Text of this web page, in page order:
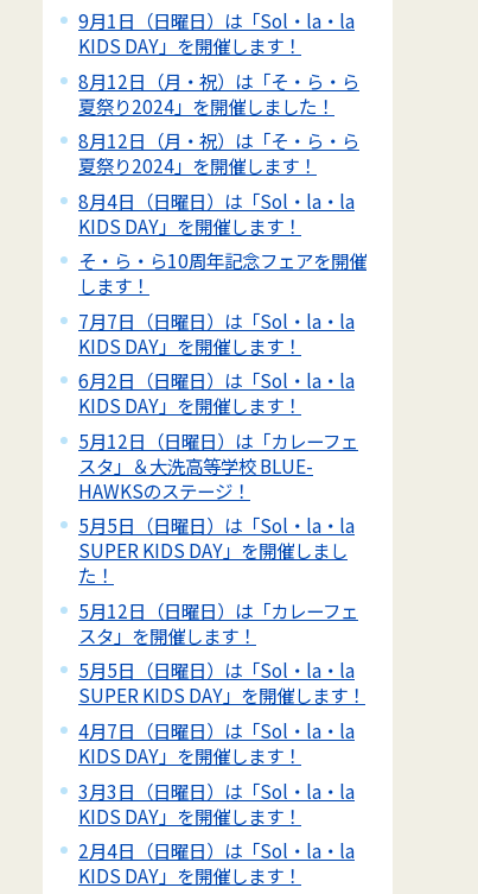
9月1日（日曜日）は「Sol・la・la
KIDS DAY」を開催します！
8月12日（月・祝）は「そ・ら・ら
夏祭り2024」を開催しました！
8月12日（月・祝）は「そ・ら・ら
夏祭り2024」を開催します！
8月4日（日曜日）は「Sol・la・la
KIDS DAY」を開催します！
そ・ら・ら10周年記念フェアを開催
します！
7月7日（日曜日）は「Sol・la・la
KIDS DAY」を開催します！
6月2日（日曜日）は「Sol・la・la
KIDS DAY」を開催します！
5月12日（日曜日）は「カレーフェ
スタ」＆大洗高等学校 BLUE-
HAWKSのステージ！
5月5日（日曜日）は「Sol・la・la
SUPER KIDS DAY」を開催しまし
た！
5月12日（日曜日）は「カレーフェ
スタ」を開催します！
5月5日（日曜日）は「Sol・la・la
SUPER KIDS DAY」を開催します！
4月7日（日曜日）は「Sol・la・la
KIDS DAY」を開催します！
3月3日（日曜日）は「Sol・la・la
KIDS DAY」を開催します！
2月4日（日曜日）は「Sol・la・la
KIDS DAY」を開催します！